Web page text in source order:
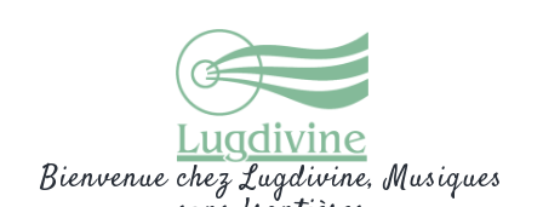
Bienvenue chez Lugdivine, Musiques